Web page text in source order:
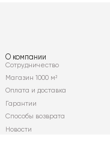
О компании
Сотрудничество
Магазин 1000 м²
Оплата и доставка
Гарантии
Способы возврата
Новости